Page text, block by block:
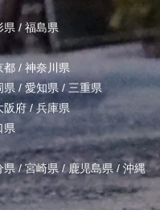
県/ 福島県
都 / 神奈川県
県 / 愛知県 / 三重県
阪府 /兵庫県
県
県/宮崎県 /鹿児島県 / 沖縄